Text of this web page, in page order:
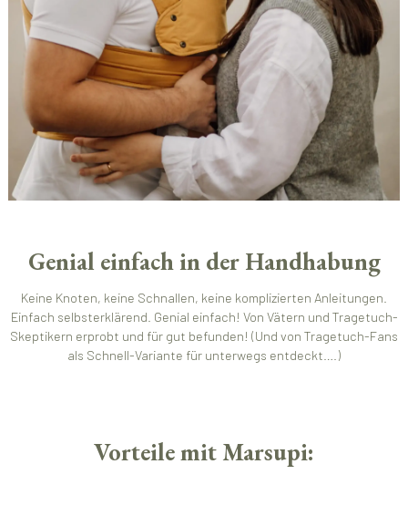
Genial einfach in der Handhabung
Keine Knoten, keine Schnallen, keine komplizierten Anleitungen.
Einfach selbsterklärend. Genial einfach! Von Vätern und Tragetuch-
Skeptikern erprobt und für gut befunden! (Und von Tragetuch-Fans
als Schnell-Variante für unterwegs entdeckt….)
Vorteile mit Marsupi: